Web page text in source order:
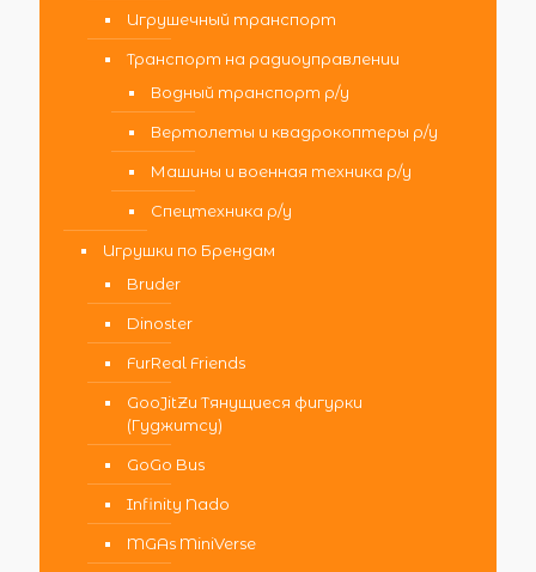
Игрушечный транспорт
Транспорт на радиоуправлении
Водный транспорт р/у
Вертолеты и квадрокоптеры р/у
Машины и военная техника р/у
Спецтехника р/у
Игрушки по Брендам
Bruder
Dinoster
FurReal Friends
GooJitZu Тянущиеся фигурки
(Гуджитсу)
GoGo Bus
Infinity Nado
MGAs MiniVerse